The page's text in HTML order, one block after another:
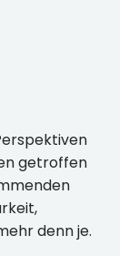
getroffen
denn je.